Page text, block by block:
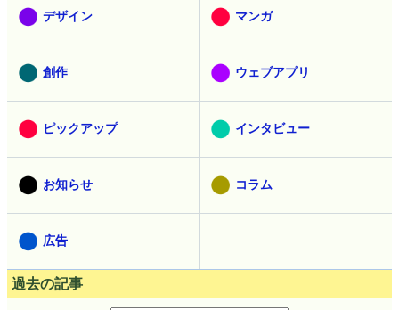
デザイン マンガ
創作 ウェブアプリ
ピックアップ インタビュー
お知らせ コラム
広告
過去の記事